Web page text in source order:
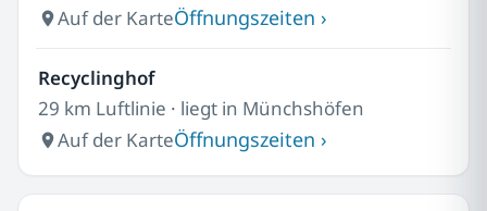
Auf der KarteÖffnungszeiten ›
Recyclinghof
29 km Luftlinie · liegt in Münchshöfen
Auf der KarteÖffnungszeiten ›